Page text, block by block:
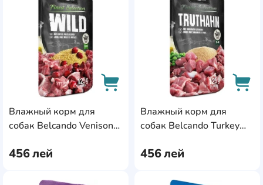
Влажный корм для
собак Belcando Venison
456лей
AddCardToCart
Влажный корм для
собак Belcando Turkey
456лей